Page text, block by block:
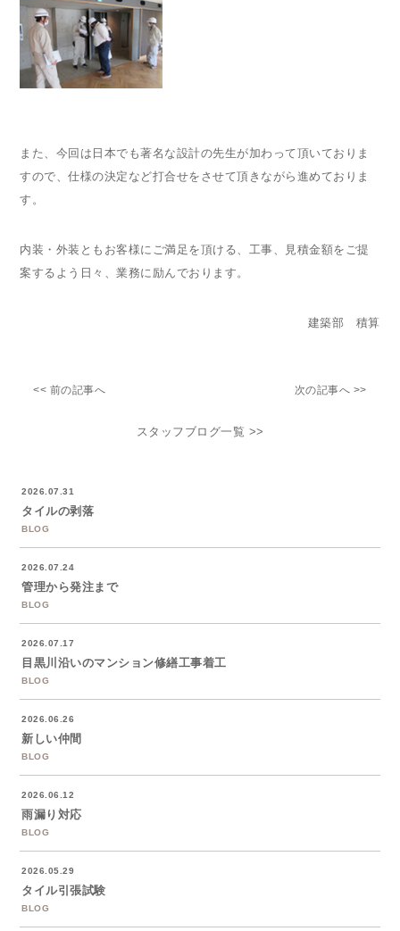
また、今回は日本でも著名な設計の先生が加わって頂いておりま
すので、仕様の決定など打合せをさせて頂きながら進めておりま
す。
内装・外装ともお客様にご満足を頂ける、工事、見積金額をご提
案するよう日々、業務に励んでおります。
建築部 積算
<< 前の記事へ 次の記事へ >>
スタッフブログ一覧 >>
2026.07.31
タイルの剥落
BLOG
2026.07.24
管理から発注まで
BLOG
2026.07.17
目黒川沿いのマンション修繕工事着工
BLOG
2026.06.26
新しい仲間
BLOG
2026.06.12
雨漏り対応
BLOG
2026.05.29
タイル引張試験
BLOG